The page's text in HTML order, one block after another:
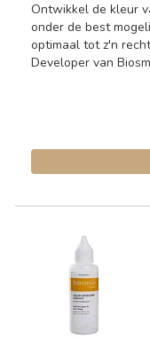
Ontwikkel de kleur
onder de best
optimaal tot z'n
Developer van